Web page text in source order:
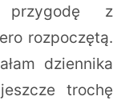
z
rozpoczętą.
dziennika
trochę